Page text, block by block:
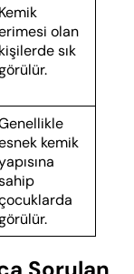
Kemik
olan
kişilerde sık
kemik